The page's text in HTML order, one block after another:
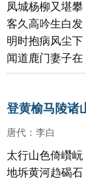
凤城杨柳又堪攀
客久高吟生白发
明时抱病风尘下
闻道鹿门妻子在
登黄榆马陵诸
唐代 ： 李白
太行山色倚巑岏
地坼黄河趋碣石